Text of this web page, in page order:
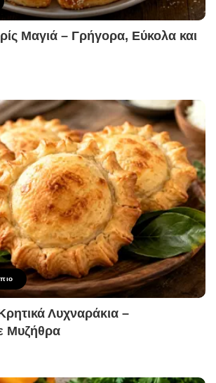
Μαγιά – Γρήγορα, Εύκολα και
Λυχναράκια –
Μυζήθρα